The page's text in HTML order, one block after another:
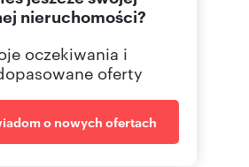
Pokaż telefon
nieruchomości?
oczekiwania i
oferty
o nowych ofertach